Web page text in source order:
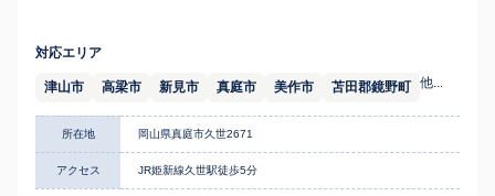
対応エリア
津山市 高梁市 新見市 真庭市 美作市 苫田郡鏡野町 他...
所在地 岡山県真庭市久世2671
アクセス JR姫新線久世駅徒歩5分